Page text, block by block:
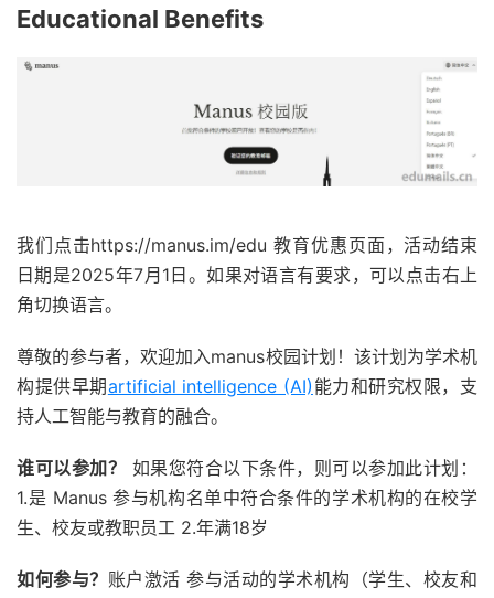
Educational Benefits
我们点击https://manus.im/edu 教育优惠页面，活动结束
日期是2025年7月1日。如果对语言有要求，可以点击右上
角切换语言。
尊敬的参与者，欢迎加入manus校园计划！该计划为学术机
构提供早期artificial intelligence (AI) 能力和研究权限，支
持人工智能与教育的融合。
谁可以参加？
如果您符合以下条件，则可以参加此计划：
1.是 Manus 参与机构名单中符合条件的学术机构的在校学
生、校友或教职员工 2.年满18岁
如何参与？ 账户激活 参与活动的学术机构（学生、校友和